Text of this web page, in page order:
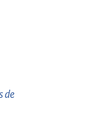
de